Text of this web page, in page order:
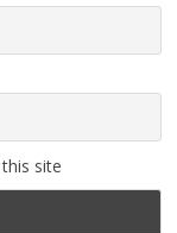
site